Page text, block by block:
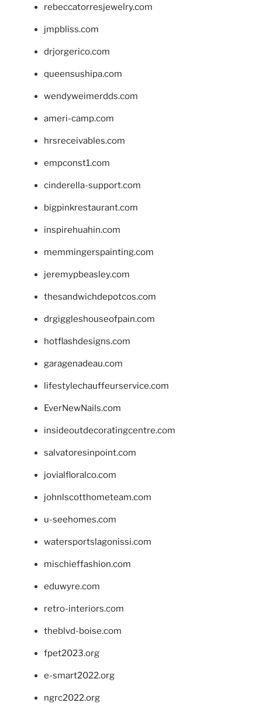
rebeccatorresjewelry.com
jmpbliss.com
drjorgerico.com
queensushipa.com
wendyweimerdds.com
ameri-camp.com
hrsreceivables.com
empconst1.com
cinderella-support.com
bigpinkrestaurant.com
inspirehuahin.com
memmingerspainting.com
jeremypbeasley.com
thesandwichdepotcos.com
drgiggleshouseofpain.com
hotflashdesigns.com
garagenadeau.com
lifestylechauffeurservice.com
EverNewNails.com
insideoutdecoratingcentre.com
salvatoresinpoint.com
jovialfloralco.com
johnlscotthometeam.com
u-seehomes.com
watersportslagonissi.com
mischieffashion.com
eduwyre.com
retro-interiors.com
theblvd-boise.com
fpet2023.org
e-smart2022.org
ngrc2022.org